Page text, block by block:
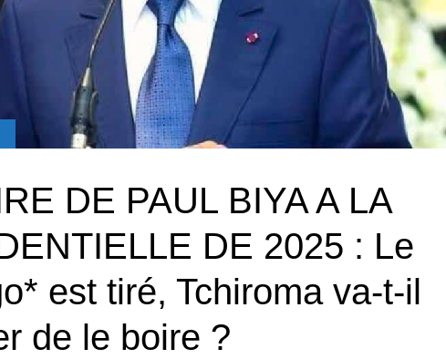
DE PAUL BIYA A LA
DE 2025 : Le
est tiré, Tchiroma va-t-il
de le boire ?